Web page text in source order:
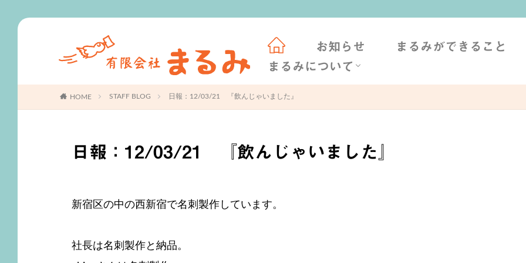
お知らせ
まるみができること
まるみについて
会社概要
社長挨拶
STAFF BLOG
HOME STAFF BLOG 日報：12/03/21 『飲んじゃいました』
日報：12/03/21 『飲んじゃいました』
新宿区の中の西新宿で名刺製作しています。
社長は名刺製作と納品。